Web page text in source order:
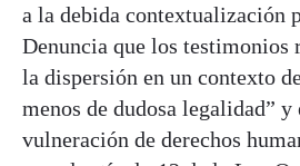
a la debida contextualización
Denuncia que los testimonios
la dispersión en un contexto
menos de dudosa legalidad” y
vulneración de derechos